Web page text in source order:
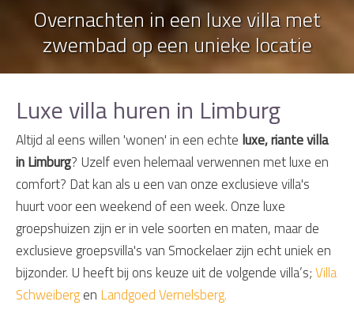
Overnachten in een luxe villa met
zwembad op een unieke locatie
Luxe villa huren in Limburg
Altijd al eens willen 'wonen' in een echte luxe, riante villa
in Limburg? Uzelf even helemaal verwennen met luxe en
comfort? Dat kan als u een van onze exclusieve villa's
huurt voor een weekend of een week. Onze luxe
groepshuizen zijn er in vele soorten en maten, maar de
exclusieve groepsvilla's van Smockelaer zijn echt uniek en
bijzonder. U heeft bij ons keuze uit de volgende villa’s;Villa
Schweibergen Landgoed Vernelsberg.